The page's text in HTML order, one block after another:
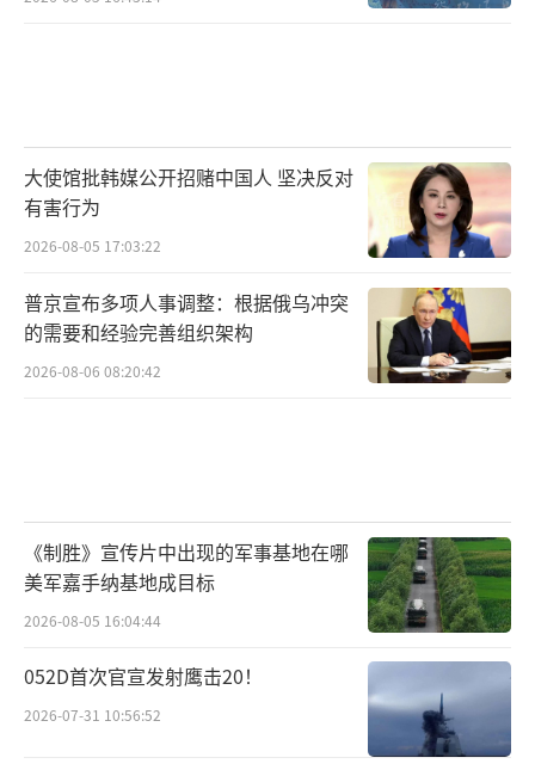
大使馆批韩媒公开招赌中国人 坚决反对
有害行为
2026-08-05 17:03:22
普京宣布多项人事调整：根据俄乌冲突
的需要和经验完善组织架构
2026-08-06 08:20:42
《制胜》宣传片中出现的军事基地在哪
美军嘉手纳基地成目标
2026-08-05 16:04:44
052D首次官宣发射鹰击20！
2026-07-31 10:56:52